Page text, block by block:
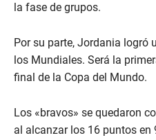
la fase de grupos.
Por su parte, Jordania logró
los Mundiales. Será la
final de la Copa del Mundo.
Los «bravos» se quedaron
al alcanzar los 16 puntos en